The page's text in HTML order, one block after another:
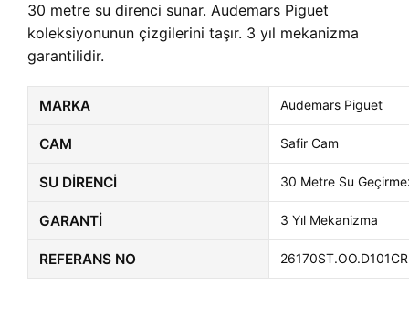
30 metre su direnci sunar. Audemars Piguet
koleksiyonunun çizgilerini taşır. 3 yıl mekanizma
garantilidir.
MARKA Audemars Piguet
CAM Safir Cam
SU DIRENCI 30 Metre Su
GARANTI 3 Yıl Mekanizma
REFERANS NO